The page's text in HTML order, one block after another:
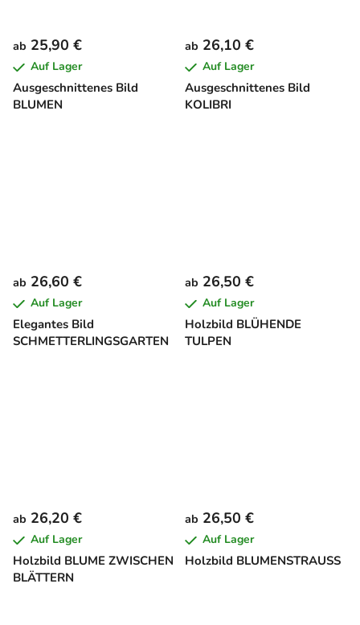
Ausgeschnittenes Bild
BLUMEN
ab 25,90 €
Auf Lager
Ausgeschnittenes Bild
KOLIBRI
ab 26,10 €
Auf Lager
Elegantes Bild
SCHMETTERLINGSGARTEN
ab 26,60 €
Auf Lager
Holzbild BLÜHENDE
TULPEN
ab 26,50 €
Auf Lager
Holzbild BLUME ZWISCHEN
BLÄTTERN
ab 26,20 €
Auf Lager
Holzbild BLUMENSTRAUSS
ab 26,50 €
Auf Lager